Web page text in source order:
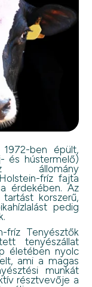
ben épült,
és hústermelő)
Az állomány
fríz fajta
érdekében. Az
korszerű,
pedig
fríz Tenyésztők
tenyészállat
életében nyolc
ami a magas
munkát
résztvevője a